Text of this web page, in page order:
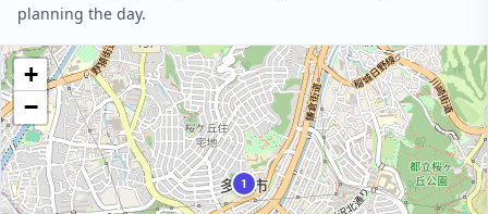
planning the day.
1
+
−